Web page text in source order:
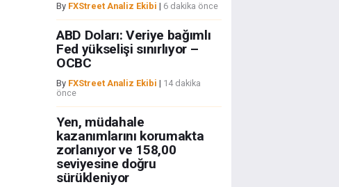
By FXStreet Analiz Ekibi | 6 dakika önce
ABD Doları: Veriye bağımlı
Fed yükselişi sınırlıyor –
OCBC
By FXStreet Analiz Ekibi | 14 dakika
önce
Yen, müdahale
kazanımlarını korumakta
zorlanıyor ve 158,00
seviyesine doğru
sürükleniyor